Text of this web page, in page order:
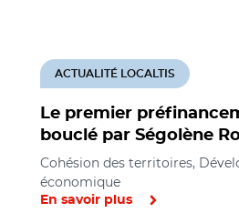
Le premier
bouclé par Ségolène
ACTUALITÉ LOCALTIS
Cohésion des territoires,
économique
En savoir plus